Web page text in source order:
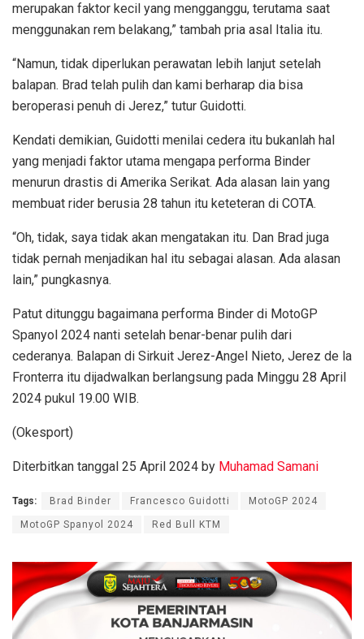
merupakan faktor kecil yang mengganggu, terutama saat
menggunakan rem belakang,” tambah pria asal Italia itu.
“Namun, tidak diperlukan perawatan lebih lanjut setelah
balapan. Brad telah pulih dan kami berharap dia bisa
beroperasi penuh di Jerez,” tutur Guidotti.
Kendati demikian, Guidotti menilai cedera itu bukanlah hal
yang menjadi faktor utama mengapa performa Binder
menurun drastis di Amerika Serikat. Ada alasan lain yang
membuat rider berusia 28 tahun itu keteteran di COTA.
“Oh, tidak, saya tidak akan mengatakan itu. Dan Brad juga
tidak pernah menjadikan hal itu sebagai alasan. Ada alasan
lain,” pungkasnya.
Patut ditunggu bagaimana performa Binder di MotoGP
Spanyol 2024 nanti setelah benar-benar pulih dari
cederanya. Balapan di Sirkuit Jerez-Angel Nieto, Jerez de la
Fronterra itu dijadwalkan berlangsung pada Minggu 28 April
2024 pukul 19.00 WIB.
(Okesport)
Diterbitkan tanggal 25 April 2024 by Muhamad Samani
Tags: Brad Binder Francesco Guidotti MotoGP 2024
MotoGP Spanyol 2024 Red Bull KTM